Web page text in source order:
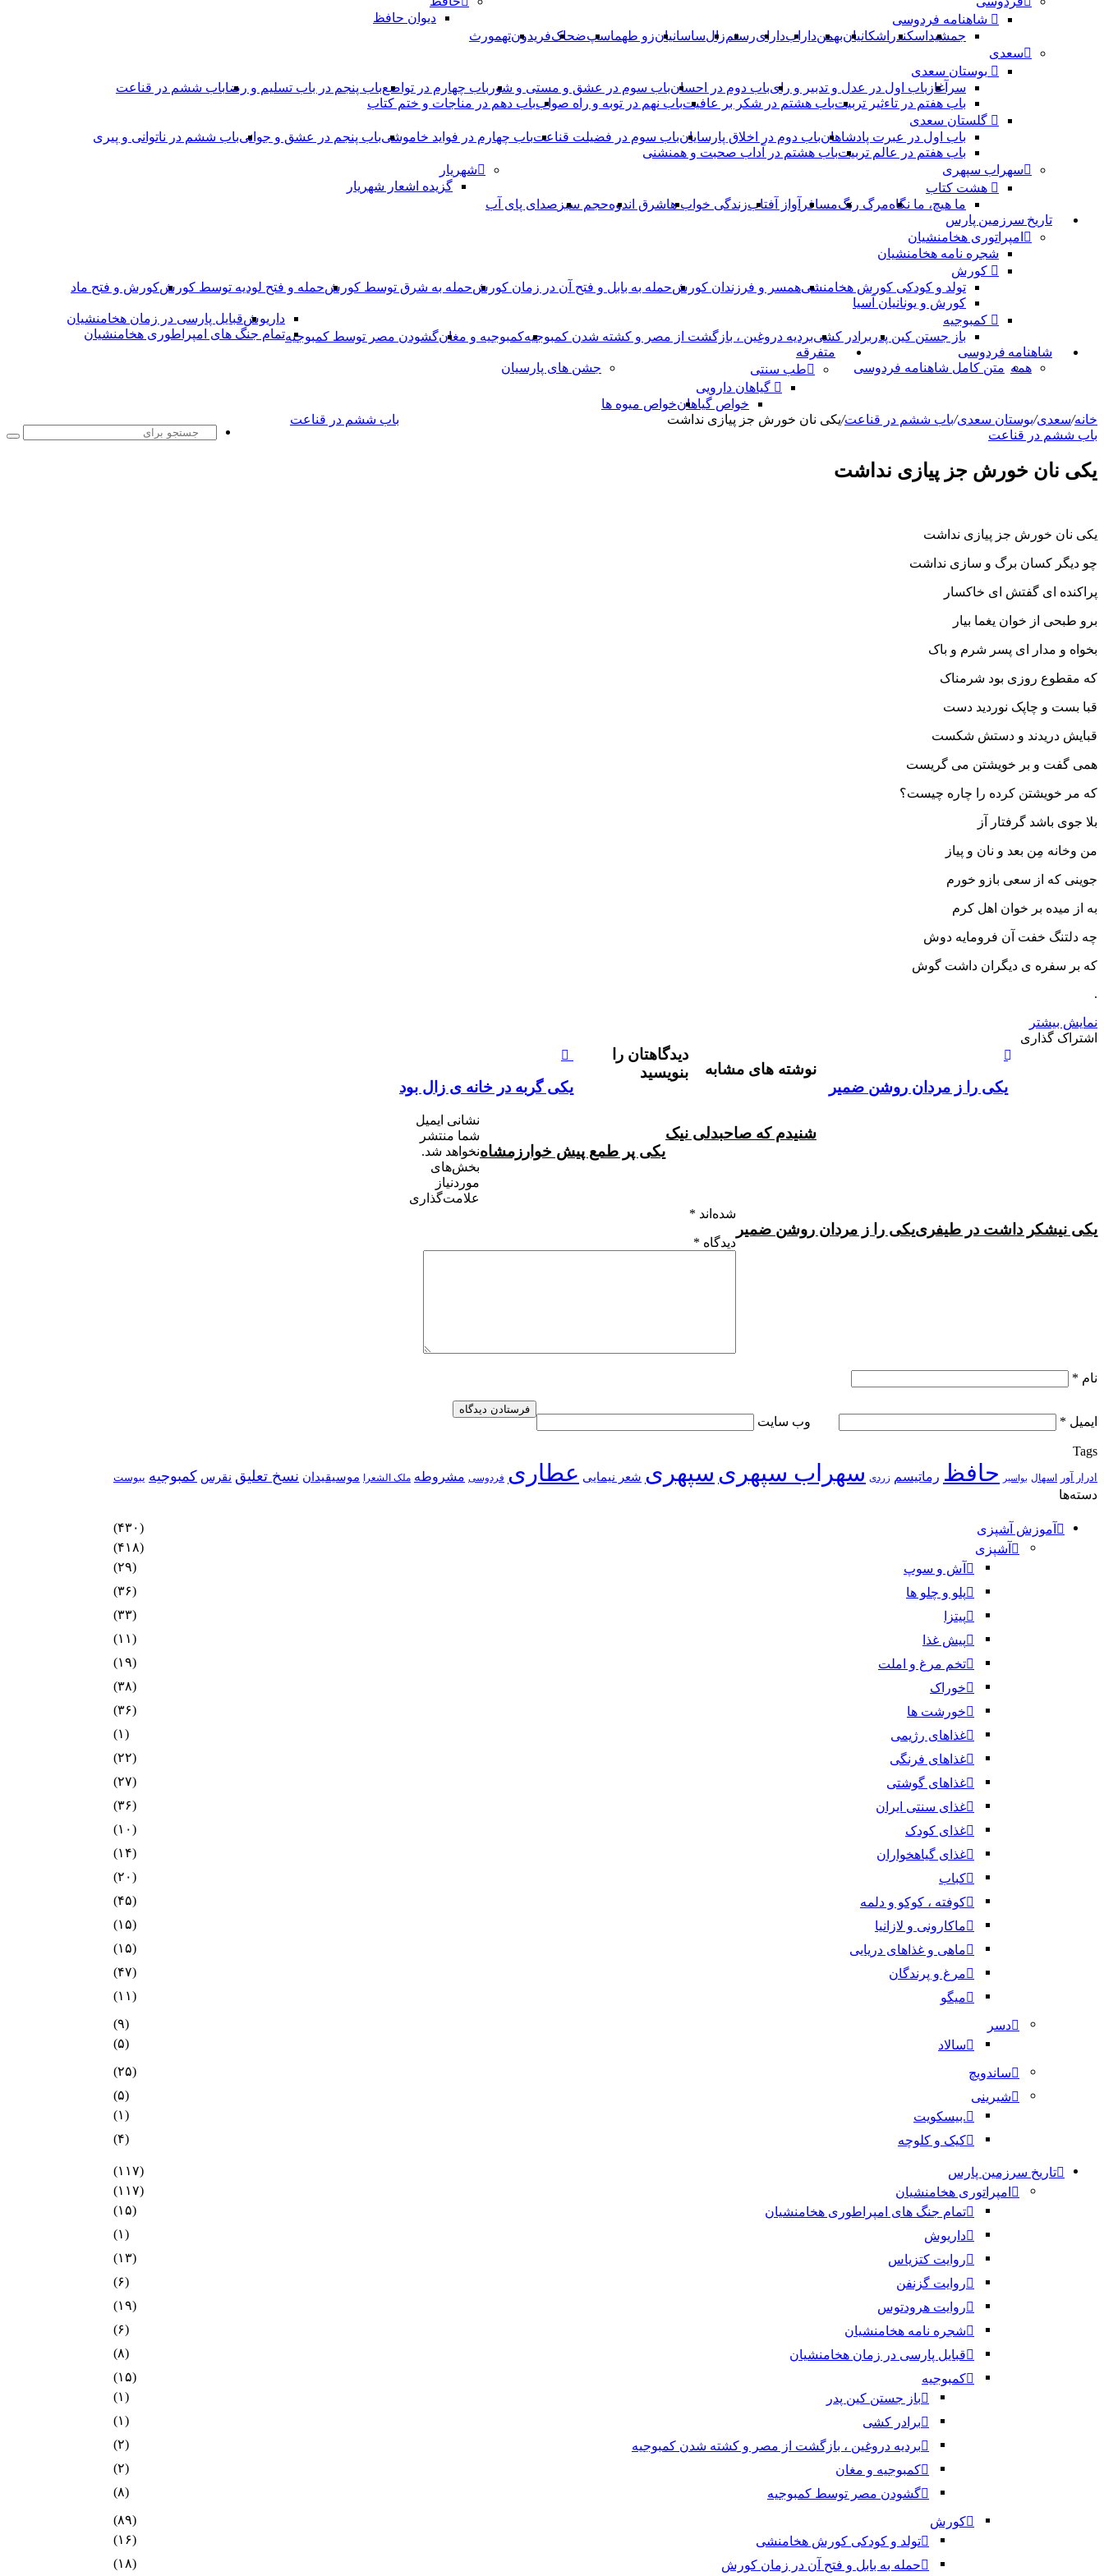
شاهنامه فردوسی
جمشید اسکندر اشکانیانبهمندارابدارایرستمزالساسانیانزو طهماسپ‏ضحاکفریدونتهمورث
دیوان حافظ
سعدی
بوستان سعدی
سرآغاز باب اول در عدل و تدبیر و رایباب دوم در احسانباب سوم در عشق و مستی و شور باب چهارم در تواضعباب پنجم در باب تسلیم و رضاباب ششم در قناعت
باب هفتم در تاءثیر تربیتباب هشتم در شکر بر عافیتباب نهم در توبه و راه صوابباب دهم در مناجات و ختم کتاب
گلستان سعدی
باب اول در عبرت پادشاهانباب دوم در اخلاق پارسایانباب سوم در فضیلت قناعتباب چهارم در فواید خاموشىباب پنجم در عشق و جوانىباب ششم در ناتوانى و پیرى
باب هفتم در عالم تربیتباب هشتم در آداب صحبت و همنشنى
سهراب سپهری
هشت کتاب
ما هیچ، ما نگاهمرگ رنگمسافر آواز آفتابزندگی خواب هاشرق اندوهحجم سبز صدای پای آب
شهریار
گزیده اشعار شهریار
تاریخ سرزمین پارس
امپراتوری هخامنشیان
شجره نامه هخامنشیان
کورش
تولد و کودکی کورش هخامنشیهمسر و فرزندان کورشحمله به بابل و فتح آن در زمان کورشحمله به شرق توسط کورشحمله و فتح لودیه توسط کورشکورش و فتح ماد
کورش و یونانیان آسیا
کمبوجیه
باز جستن کین پدر برادر کشیبردیه دروغین ، بازگشت از مصر و کشته شدن کمبوجیهکمبوجیه و مغانگشودن مصر توسط کمبوجیه
داریوشقبایل پارسی در زمان هخامنشیان
تمام جنگ های امپراطوری هخامنشیان
شاهنامه فردوسی
همه متن کامل شاهنامه فردوسی
متفرقه
طب سنتی
گیاهان دارویی
خواص گیاهانخواص میوه ها
جشن های پارسیان
خانه/سعدی/بوستان سعدی/باب ششم در قناعت/یکی نان خورش جز پیازی نداشت
باب ششم در قناعت
یکی نان خورش جز پیازی نداشت
یکی نان خورش جز پیازی نداشت
چو دیگر کسان برگ و سازی نداشت
پراکنده ای گفتش ای خاکسار
برو طبحی از خوان یغما بیار
بخواه و مدار ای پسر شرم و باک
که مقطوع روزی بود شرمناک
قبا بست و چاپک نوردید دست
قبایش دریدند و دستش شکست
همی گفت و بر خویشتن می گریست
که مر خویشتن کرده را چاره چیست؟
بلا جوی باشد گرفتار آز
من وخانه مِن بعد و نان و پیاز
جوینی که از سعی بازو خورم
به از میده بر خوان اهل کرم
چه دلتنگ خفت آن فرومایه دوش
که بر سفره ی دیگران داشت گوش
.
نمایش بیشتر
اشتراک گذاری
بوک
آپ
گذاری
طریق
ایمیل
يکی را ز مردان روشن ضمير يکی گربه در خانه ی زال بود
نوشته های مشابه
شنیدم که صاحبدلی نیک
یکی پر طمع پیش خوارزمشاه
یکی نیشکر داشت در طیفرییکی را ز مردان روشن ضمیر
دیدگاهتان را
بنویسید
نشانی ایمیل
شما منتشر
نخواهد شد.
بخش‌های
موردنیاز
علامت‌گذاری
شده‌اند *
دیدگاه *
نام *
ایمیل * وب‌ سایت
باب ششم در قناعت
Tags
ادرار آور اسهال بواسیر حافظ رماتیسم زردی سهراب سپهری سپهری شعر نیمایی عطاری فردوسی مشروطه ملک الشعرا موسیقیدان نسخ تعلیق نقرس کمبوجیه یبوست
دسته‌ها
آموزش آشپزی
(۴۳۰)
آشپزی
(۴۱۸)
آش و سوپ
(۲۹)
پلو و چلو ها
(۳۶)
پیتزا
(۳۳)
پیش غذا
(۱۱)
تخم مرغ و املت
(۱۹)
خوراک
(۳۸)
خورشت ها
(۳۶)
غذاهای رژیمی
(۱)
غذاهای فرنگی
(۲۲)
غذاهای گوشتی
(۲۷)
غذای سنتی ایران
(۳۶)
غذای کودک
(۱۰)
غذای گیاهخواران
(۱۴)
کباب
(۲۰)
کوفته ، کوکو و دلمه
(۴۵)
ماکارونی و لازانیا
(۱۵)
ماهی و غذاهای دریایی
(۱۵)
مرغ و پرندگان
(۴۷)
میگو
(۱۱)
دسر
(۹)
سالاد
(۵)
ساندویچ
(۲۵)
شیرینی
(۵)
.بیسکویت
(۱)
کیک و کلوچه
(۴)
تاریخ سرزمین پارس
(۱۱۷)
امپراتوری هخامنشیان
(۱۱۷)
تمام جنگ های امپراطوری هخامنشیان
(۱۵)
داریوش
(۱)
روایت کتزیاس
(۱۳)
روایت گزنفن
(۶)
روایت هرودتوس
(۱۹)
شجره نامه هخامنشیان
(۶)
قبایل پارسی در زمان هخامنشیان
(۸)
کمبوجیه
(۱۵)
باز جستن کین پدر
(۱)
برادر کشی
(۱)
بردیه دروغین ، بازگشت از مصر و کشته شدن کمبوجیه
(۲)
کمبوجیه و مغان
(۲)
گشودن مصر توسط کمبوجیه
(۸)
کورش
(۸۹)
تولد و کودکی کورش هخامنشی
(۱۶)
حمله به بابل و فتح آن در زمان کورش
(۱۸)